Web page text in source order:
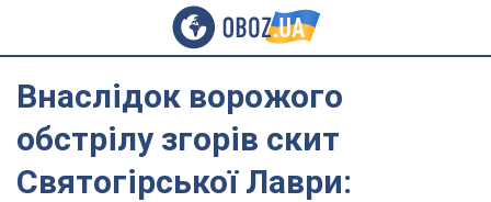
Внаслідок ворожого
обстрілу згорів скит
Святогірської Лаври: